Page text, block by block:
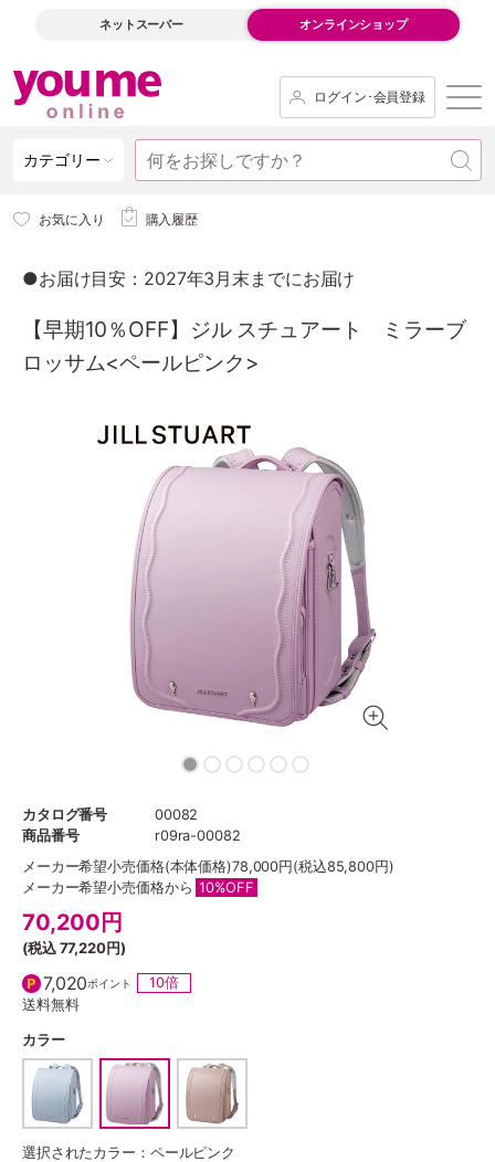
ネットスーパー オンラインショップ
ログイン･会員登録
カテゴリー
お気に入り 購入履歴
●お届け目安：2027年3月末までにお届け
【早期10％OFF】ジル スチュアート ミラーブ
ロッサム<ペールピンク>
カタログ番号
00082
商品番号
r09ra-00082
メーカー希望小売価格(本体価格)78,000円(税込85,800円)
メーカー希望小売価格から 10%OFF
70,200 円
(税込77,220円)
7,020ポイント
10倍
送料無料
カラー
選択されたカラー：ペールピンク